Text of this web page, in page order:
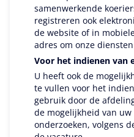
samenwerkende
registreren ook
de website of in
adres om onze
Voor het indienen van
U heeft ook de
te vullen voor het
gebruik door de
de mogelijkheid van
onderzoeken, volgens